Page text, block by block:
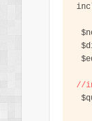
$
$
$
//
$